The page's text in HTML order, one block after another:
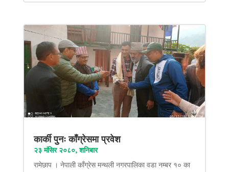
कार्की पुनः काँग्रेसमा प्रवेश
२३ मंसिर २०८०, शनिबार
रामेछाप । नेपाली काँग्रेस मन्थली नगरपालिका वडा नम्बर १० का